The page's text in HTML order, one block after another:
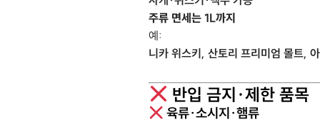
주류 면세는 1L까지
예:
니카 위스키, 산토리 프리미엄 몰트,
반입 금지·제한 품목
육류·소시지·햄류